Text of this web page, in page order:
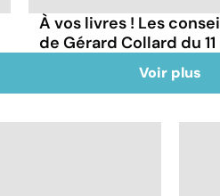
À vos livres ! Les
de Gérard Collard du
Voir plus